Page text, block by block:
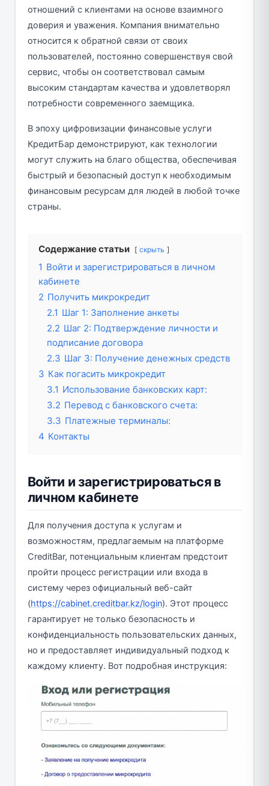
отношений с клиентами на основе взаимного
доверия и уважения. Компания внимательно
относится к обратной связи от своих
пользователей, постоянно совершенствуя свой
сервис, чтобы он соответствовал самым
высоким стандартам качества и удовлетворял
потребности современного заемщика.
В эпоху цифровизации финансовые услуги
КредитБар демонстрируют, как технологии
могут служить на благо общества, обеспечивая
быстрый и безопасный доступ к необходимым
финансовым ресурсам для людей в любой точке
страны.
Содержание статьи скрыть
1 Войти и зарегистрироваться в личном
кабинете
2 Получить микрокредит
2.1 Шаг 1: Заполнение анкеты
2.2 Шаг 2: Подтверждение личности и
подписание договора
2.3 Шаг 3: Получение денежных средств
3 Как погасить микрокредит
3.1 Использование банковских карт:
3.2 Перевод с банковского счета:
3.3 Платежные терминалы:
4 Контакты
Войти и зарегистрироваться в
личном кабинете
Для получения доступа к услугам и
возможностям, предлагаемым на платформе
CreditBar, потенциальным клиентам предстоит
пройти процесс регистрации или входа в
систему через официальный веб-сайт
(https://cabinet.creditbar.kz/login). Этот процесс
гарантирует не только безопасность и
конфиденциальность пользовательских данных,
но и предоставляет индивидуальный подход к
каждому клиенту. Вот подробная инструкция: